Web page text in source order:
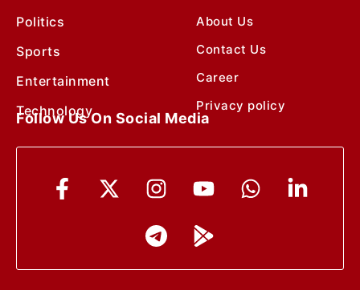
Politics
Sports
Entertainment
Technology
About Us
Contact Us
Career
Privacy policy
Follow Us On Social Media